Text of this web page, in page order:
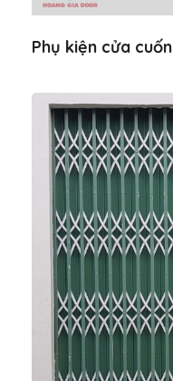
Phụ kiện cửa cuốn